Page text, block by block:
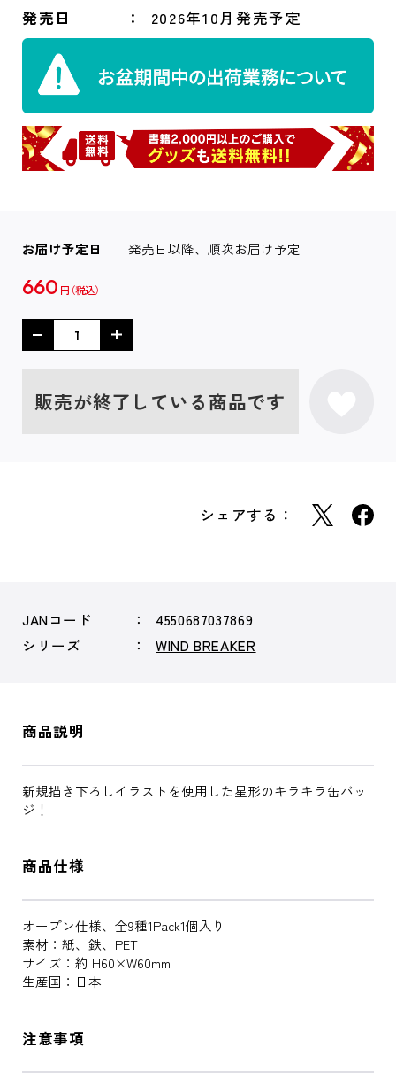
発売日
2026年10月発売予定
お届け予定日 発売日以降、順次お届け予定
660 円
販売が終了している商品です
シェアする：
JANコード
4550687037869
シリーズ
WIND BREAKER
商品説明
新規描き下ろしイラストを使用した星形のキラキラ缶バッ
ジ！
商品仕様
オープン仕様、全9種1Pack1個入り
素材：紙、鉄、PET
サイズ：約 H60×W60mm
生産国：日本
注意事項